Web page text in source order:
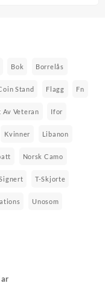
Bok Borrelås
Stand Flagg Fn
Av Veteran Ifor
Kvinner Libanon
Norsk Camo
T-Skjorte
Unosom